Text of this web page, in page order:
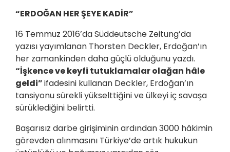
“ERDOĞAN HER ŞEYE KADİR”
16 Temmuz 2016’da Süddeutsche Zeitung’da
yazısı yayımlanan Thorsten Deckler, Erdoğan’ın
her zamankinden daha güçlü olduğunu yazdı.
“İşkence ve keyfi tutuklamalar olağan hâle
geldi”ifadesini kullanan Deckler, Erdoğan’ın
tansiyonu sürekli yükselttiğini ve ülkeyi iç savaşa
sürüklediğini belirtti.
Başarısız darbe girişiminin ardından 3000 hâkimin
görevden alınmasını Türkiye’de artık hukukun